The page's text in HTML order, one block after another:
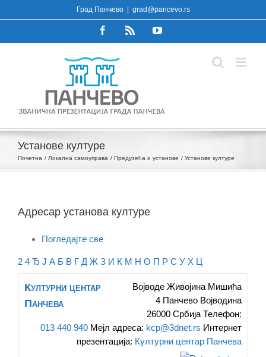
to
Град Панчево grad@pancevo.rs
FacebookRss YouTube
Установе културе
Почетна Локална самоуправа Предузећа и установе Установе културе
Адресар установа културе
Погледајте све
2 4 Ђ Ј А Б В Г Д Ж З И К М Н О П Р С У Х Ц
Културни центар
Панчева
Војводе Живојина Мишића
4 Панчево Војводина
26000 Србија Телефон:
013 440 940 Мејл адреса: kcp@3dnet.rs Интернет
презентација: Културни центар Панчева